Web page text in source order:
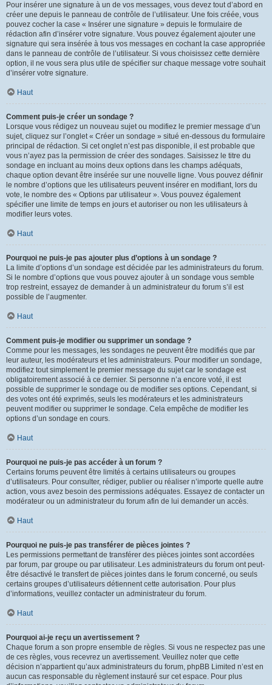
Pour insérer une signature à un de vos messages, vous devez tout d’abord en
créer une depuis le panneau de contrôle de l’utilisateur. Une fois créée, vous
pouvez cocher la case « Insérer une signature » depuis le formulaire de
rédaction afin d’insérer votre signature. Vous pouvez également ajouter une
signature qui sera insérée à tous vos messages en cochant la case appropriée
dans le panneau de contrôle de l’utilisateur. Si vous choisissez cette dernière
option, il ne vous sera plus utile de spécifier sur chaque message votre souhait
d’insérer votre signature.
Haut
Comment puis-je créer un sondage ?
Lorsque vous rédigez un nouveau sujet ou modifiez le premier message d’un
sujet, cliquez sur l’onglet « Créer un sondage » situé en-dessous du formulaire
principal de rédaction. Si cet onglet n’est pas disponible, il est probable que
vous n’ayez pas la permission de créer des sondages. Saisissez le titre du
sondage en incluant au moins deux options dans les champs adéquats,
chaque option devant être insérée sur une nouvelle ligne. Vous pouvez définir
le nombre d’options que les utilisateurs peuvent insérer en modifiant, lors du
vote, le nombre des « Options par utilisateur ». Vous pouvez également
spécifier une limite de temps en jours et autoriser ou non les utilisateurs à
modifier leurs votes.
Haut
Pourquoi ne puis-je pas ajouter plus d’options à un sondage ?
La limite d’options d’un sondage est décidée par les administrateurs du forum.
Si le nombre d’options que vous pouvez ajouter à un sondage vous semble
trop restreint, essayez de demander à un administrateur du forum s’il est
possible de l’augmenter.
Haut
Comment puis-je modifier ou supprimer un sondage ?
Comme pour les messages, les sondages ne peuvent être modifiés que par
leur auteur, les modérateurs et les administrateurs. Pour modifier un sondage,
modifiez tout simplement le premier message du sujet car le sondage est
obligatoirement associé à ce dernier. Si personne n’a encore voté, il est
possible de supprimer le sondage ou de modifier ses options. Cependant, si
des votes ont été exprimés, seuls les modérateurs et les administrateurs
peuvent modifier ou supprimer le sondage. Cela empêche de modifier les
options d’un sondage en cours.
Haut
Pourquoi ne puis-je pas accéder à un forum ?
Certains forums peuvent être limités à certains utilisateurs ou groupes
d’utilisateurs. Pour consulter, rédiger, publier ou réaliser n’importe quelle autre
action, vous avez besoin des permissions adéquates. Essayez de contacter un
modérateur ou un administrateur du forum afin de lui demander un accès.
Haut
Pourquoi ne puis-je pas transférer de pièces jointes ?
Les permissions permettant de transférer des pièces jointes sont accordées
par forum, par groupe ou par utilisateur. Les administrateurs du forum ont peut-
être désactivé le transfert de pièces jointes dans le forum concerné, ou seuls
certains groupes d’utilisateurs détiennent cette autorisation. Pour plus
d’informations, veuillez contacter un administrateur du forum.
Haut
Pourquoi ai-je reçu un avertissement ?
Chaque forum a son propre ensemble de règles. Si vous ne respectez pas une
de ces règles, vous recevrez un avertissement. Veuillez noter que cette
décision n’appartient qu’aux administrateurs du forum, phpBB Limited n’est en
aucun cas responsable du règlement instauré sur cet espace. Pour plus